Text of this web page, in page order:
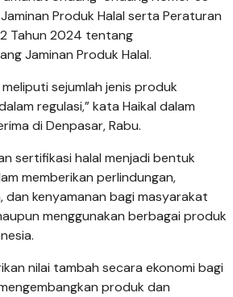
Produk Halal serta Peraturan
Tahun 2024 tentang
Jaminan Produk Halal.
sejumlah jenis produk
regulasi,” kata Haikal dalam
di Denpasar, Rabu.
sertifikasi halal menjadi bentuk
memberikan perlindungan,
dan kenyamanan bagi masyarakat
menggunakan berbagai produk
nilai tambah secara ekonomi bagi
produk dan